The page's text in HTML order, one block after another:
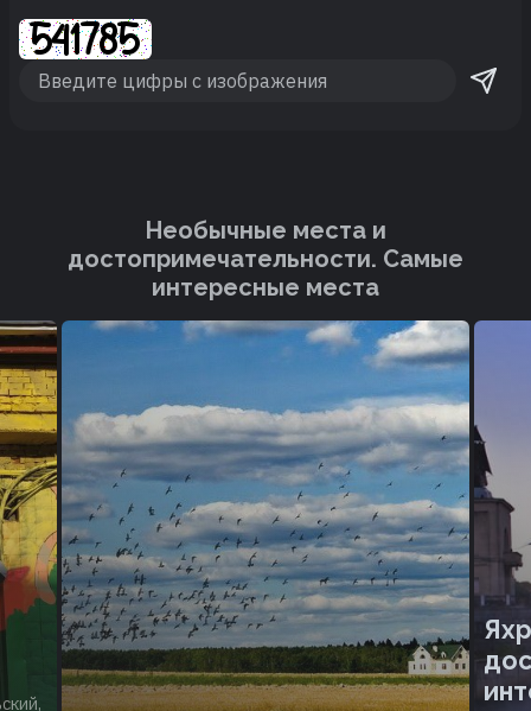
Необычные места и
достопримечательности. Cамые
интересные места